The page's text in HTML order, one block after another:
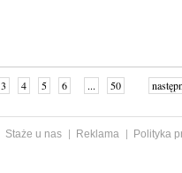
3 4 5 6 ... 50
Staże u nas Reklama
Polityka